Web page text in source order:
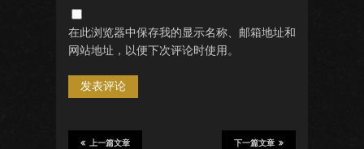
在此浏览器中保存我的显示名称、邮箱地址和
网站地址，以便下次评论时使用。
下一篇文章
上一篇文章